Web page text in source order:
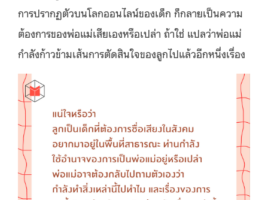
การปรากฏตัวบนโลกออนไลน์ของเด็ก ก็กลายเป็นความ
ต้องการของพ่อแม่เสียเองหรือเปล่า ถ้าใช่ แปลว่าพ่อแม่
กำลังก้าวข้ามเส้นการตัดสินใจของลูกไปแล้วอีกหนึ่งเรื่อง